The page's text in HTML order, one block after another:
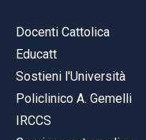
Docenti Cattolica
Educatt
Sostieni l'Università
Policlinico A. Gemelli
IRCCS